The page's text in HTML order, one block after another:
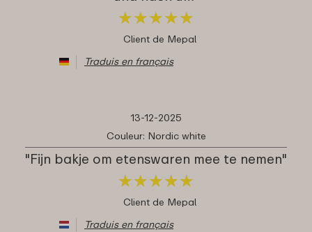
★★★★★
★★★★★
Client de Mepal
Traduis en français
13-12-2025
Couleur: Nordic white
"Fijn bakje om etenswaren mee te nemen"
★★★★★
★★★★★
Client de Mepal
Traduis en français